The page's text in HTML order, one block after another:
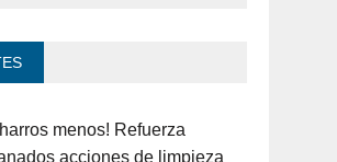
menos! Refuerza
acciones de limpieza